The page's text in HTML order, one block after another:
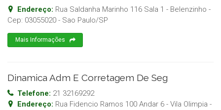
Endereço: Rua Saldanha Marinho 116 Sala 1 - Belenzinho -
Cep: 03055020 - Sao Paulo/SP
Mais Informações
Dinamica Adm E Corretagem De Seg
Telefone: 21 32169292
Endereço: Rua Fidencio Ramos 100 Andar 6 - Vila Olimpia -